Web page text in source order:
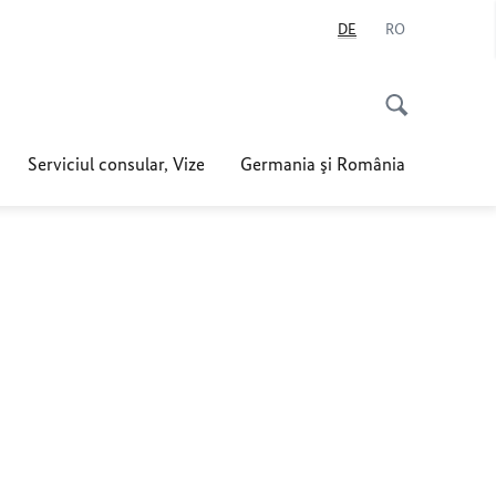
DE RO
Serviciul consular, Vize Germania şi România